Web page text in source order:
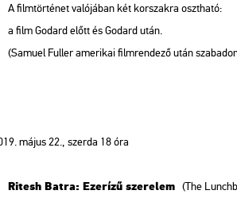
A filmtörténet valójában két korszakra osztható:
a film Godard előtt és Godard után.
(Samuel Fuller amerikai filmrendező
május 22., szerda 18 óra
Ritesh Batra: Ezerízű szerelem (The